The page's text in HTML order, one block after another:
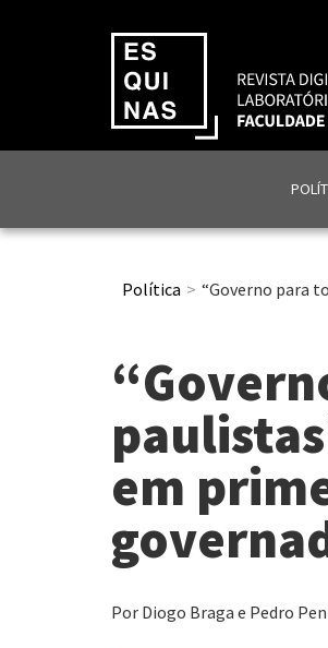
Política “Governo para
em
Por Diogo Braga e Pedro